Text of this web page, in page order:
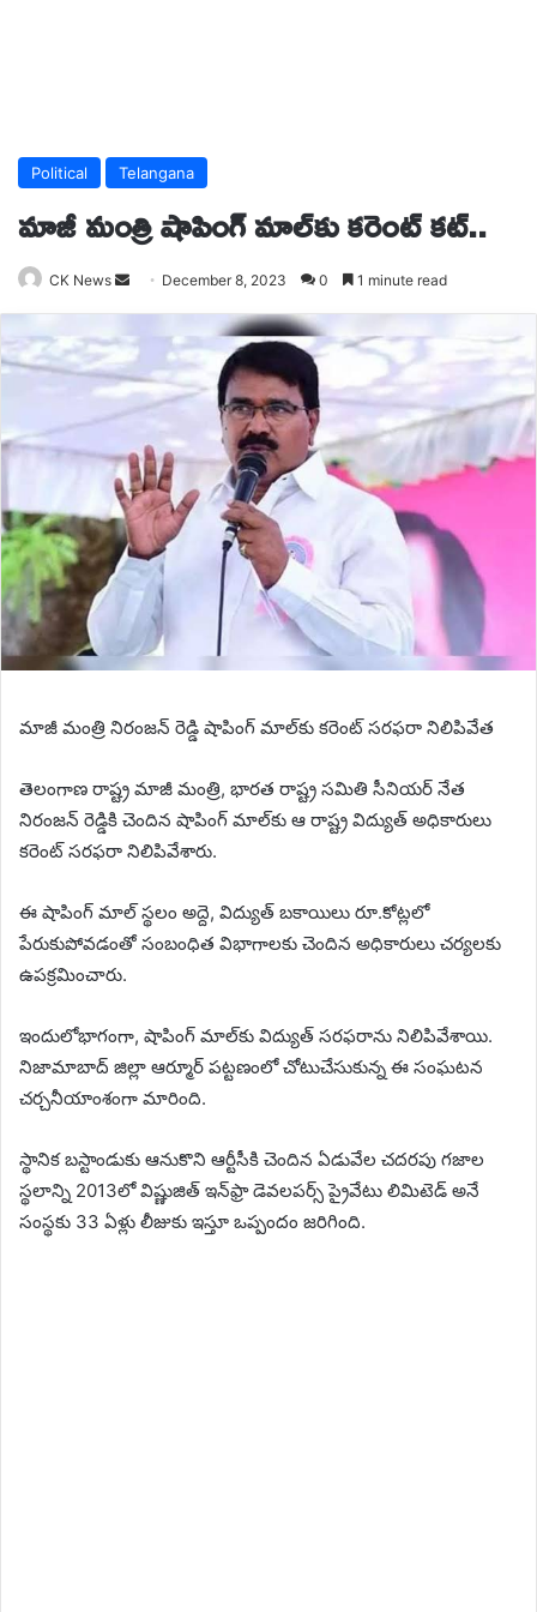
Political Telangana
మాజీ మంత్రి షాపింగ్ మాల్‌కు కరెంట్ కట్..
CK News
Send
email
December 8, 2023 0 1 minute read
మాజీ మంత్రి నిరంజన్ రెడ్డి షాపింగ్ మాల్‌కు కరెంట్ సరఫరా నిలిపివేత
తెలంగాణ రాష్ట్ర మాజీ మంత్రి, భారత రాష్ట్ర సమితి సీనియర్ నేత
నిరంజన్ రెడ్డికి చెందిన షాపింగ్ మాల్‌కు ఆ రాష్ట్ర విద్యుత్ అధికారులు
కరెంట్ సరఫరా నిలిపివేశారు.
ఈ షాపింగ్ మాల్ స్థలం అద్దె, విద్యుత్ బకాయిలు రూ.కోట్లలో
పేరుకుపోవడంతో సంబంధిత విభాగాలకు చెందిన అధికారులు చర్యలకు
ఉపక్రమించారు.
ఇందులోభాగంగా, షాపింగ్ మాల్‌కు విద్యుత్ సరఫరాను నిలిపివేశాయి.
నిజామాబాద్ జిల్లా ఆర్మూర్ పట్టణంలో చోటుచేసుకున్న ఈ సంఘటన
చర్చనీయాంశంగా మారింది.
స్థానిక బస్టాండుకు ఆనుకొని ఆర్టీసీకి చెందిన ఏడువేల చదరపు గజాల
స్థలాన్ని 2013లో విష్ణుజిత్ ఇన్‌ఫ్రా డెవలపర్స్ ప్రైవేటు లిమిటెడ్ అనే
సంస్థకు 33 ఏళ్లు లీజుకు ఇస్తూ ఒప్పందం జరిగింది.